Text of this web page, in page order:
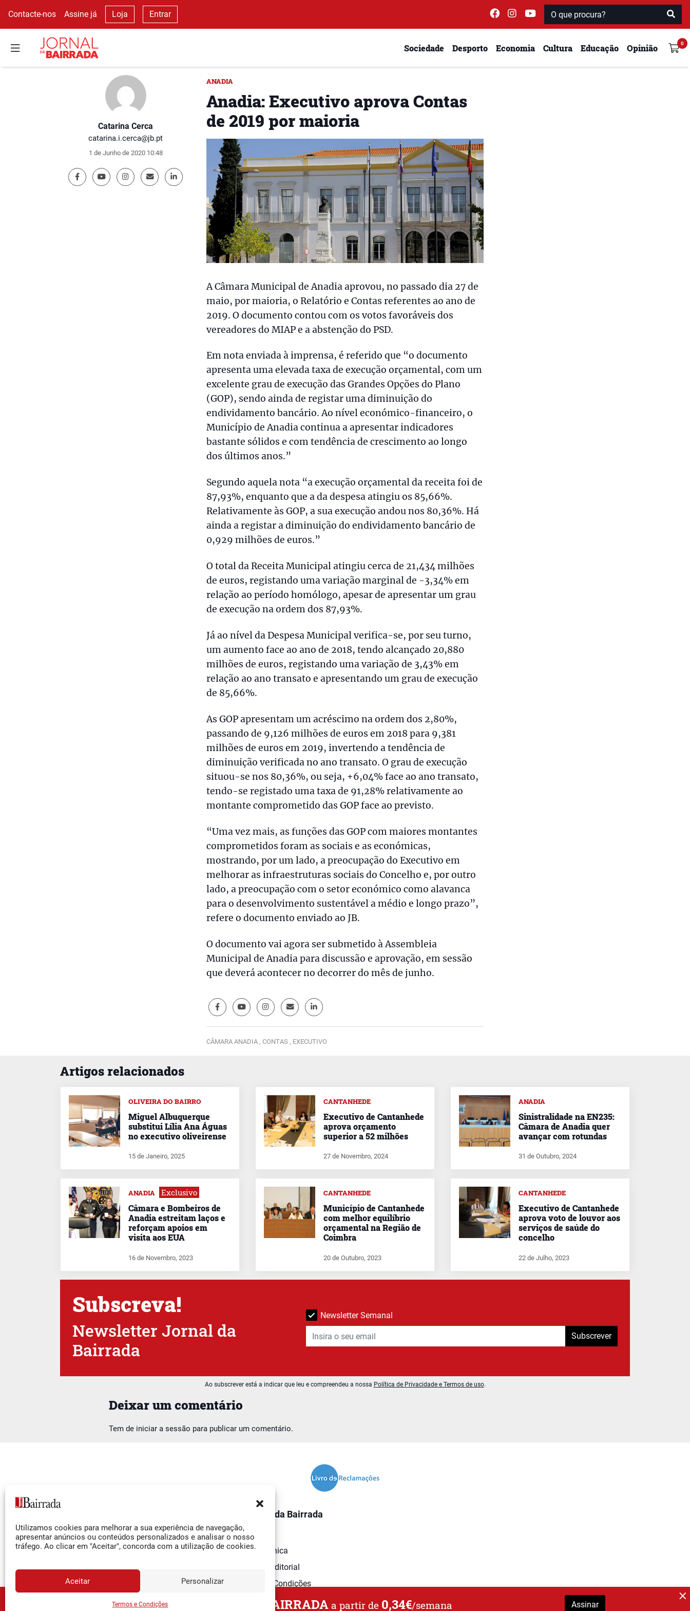
Utilizamos cookies para melhorar a sua experiência de navegação,
apresentar anúncios ou conteúdos personalizados e analisar o nosso
tráfego. Ao clicar em "Aceitar", concorda com a utilização de cookies.
Aceitar Personalizar
Termos e Condições
Contacte-nos Assine já Loja Entrar
Sociedade Desporto Economia Cultura Educação Opinião
Catarina Cerca
catarina.i.cerca@jb.pt
1 de Junho de 2020 10:48
ANADIA
Anadia: Executivo aprova Contas
de 2019 por maioria
A Câmara Municipal de Anadia aprovou, no passado dia 27 de
maio, por maioria, o Relatório e Contas referentes ao ano de
2019. O documento contou com os votos favoráveis dos
vereadores do MIAP e a abstenção do PSD.
Em nota enviada à imprensa, é referido que “o documento
apresenta uma elevada taxa de execução orçamental, com um
excelente grau de execução das Grandes Opções do Plano
(GOP), sendo ainda de registar uma diminuição do
endividamento bancário. Ao nível económico-financeiro, o
Município de Anadia continua a apresentar indicadores
bastante sólidos e com tendência de crescimento ao longo
dos últimos anos.”
Segundo aquela nota “a execução orçamental da receita foi de
87,93%, enquanto que a da despesa atingiu os 85,66%.
Relativamente às GOP, a sua execução andou nos 80,36%. Há
ainda a registar a diminuição do endividamento bancário de
0,929 milhões de euros.”
O total da Receita Municipal atingiu cerca de 21,434 milhões
de euros, registando uma variação marginal de -3,34% em
relação ao período homólogo, apesar de apresentar um grau
de execução na ordem dos 87,93%.
Já ao nível da Despesa Municipal verifica-se, por seu turno,
um aumento face ao ano de 2018, tendo alcançado 20,880
milhões de euros, registando uma variação de 3,43% em
relação ao ano transato e apresentando um grau de execução
de 85,66%.
As GOP apresentam um acréscimo na ordem dos 2,80%,
passando de 9,126 milhões de euros em 2018 para 9,381
milhões de euros em 2019, invertendo a tendência de
diminuição verificada no ano transato. O grau de execução
situou-se nos 80,36%, ou seja, +6,04% face ao ano transato,
tendo-se registado uma taxa de 91,28% relativamente ao
montante comprometido das GOP face ao previsto.
“Uma vez mais, as funções das GOP com maiores montantes
comprometidos foram as sociais e as económicas,
mostrando, por um lado, a preocupação do Executivo em
melhorar as infraestruturas sociais do Concelho e, por outro
lado, a preocupação com o setor económico como alavanca
para o desenvolvimento sustentável a médio e longo prazo”,
refere o documento enviado ao JB.
O documento vai agora ser submetido à Assembleia
Municipal de Anadia para discussão e aprovação, em sessão
que deverá acontecer no decorrer do mês de junho.
CÂMARA ANADIA , CONTAS , EXECUTIVO
Artigos relacionados
Deixar um comentário
Tem de iniciar a sessão para publicar um comentário.
OLIVEIRA DO BAIRRO
Miguel Albuquerque
substitui Lília Ana Águas
no executivo oliveirense
15 de Janeiro, 2025
CANTANHEDE
Executivo de Cantanhede
aprova orçamento
superior a 52 milhões
27 de Novembro, 2024
ANADIA
Sinistralidade na EN235:
Câmara de Anadia quer
avançar com rotundas
31 de Outubro, 2024
ANADIA Exclusivo
Câmara e Bombeiros de
Anadia estreitam laços e
reforçam apoios em
visita aos EUA
16 de Novembro, 2023
CANTANHEDE
Município de Cantanhede
com melhor equilíbrio
orçamental na Região de
Coimbra
20 de Outubro, 2023
CANTANHEDE
Executivo de Cantanhede
aprova voto de louvor aos
serviços de saúde do
concelho
22 de Julho, 2023
Subscreva!
Newsletter Jornal da
Bairrada
Newsletter Semanal
Subscrever
Ao subscrever está a indicar que leu e compreendeu a nossa Política de Privacidade e Termos de uso.
Assine o JORNAL DA BAIRRADA a partir de 0,34€/semana Assinar
Facebook
Instagram
YouTube
O Jornal da Bairrada
Contactos
Ficha Técnica
Estatuto Editorial
Termos e Condições
© 2026 Jornal da Bairrada